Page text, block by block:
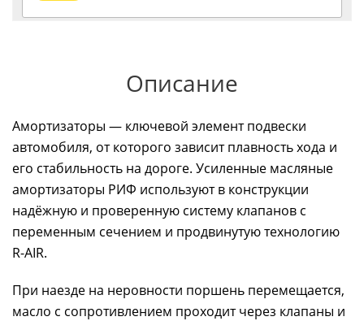
Описание
Амортизаторы — ключевой элемент подвески
автомобиля, от которого зависит плавность хода и
его стабильность на дороге. Усиленные масляные
амортизаторы РИФ используют в конструкции
надёжную и проверенную систему клапанов с
переменным сечением и продвинутую технологию
R-AIR.
При наезде на неровности поршень перемещается,
масло с сопротивлением проходит через клапаны и